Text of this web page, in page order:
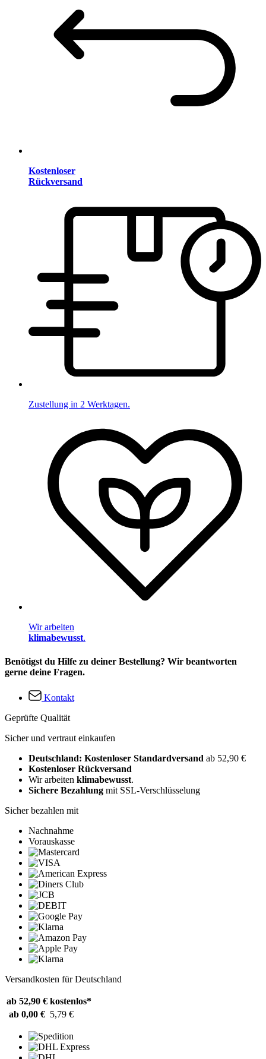
Kostenloser
Rückversand
Zustellung in 2 Werktagen.
Wir arbeiten
klimabewusst.
Benötigst du Hilfe zu deiner Bestellung? Wir beantworten
gerne deine Fragen.
Kontakt
Geprüfte Qualität
Sicher und vertraut einkaufen
Deutschland: Kostenloser Standardversand ab 52,90 €
Kostenloser Rückversand
Wir arbeiten klimabewusst.
Sichere Bezahlung mit SSL-Verschlüsselung
Sicher bezahlen mit
Nachnahme
Vorauskasse
Versandkosten für Deutschland
ab 52,90 € kostenlos*
ab 0,00 € 5,79 €